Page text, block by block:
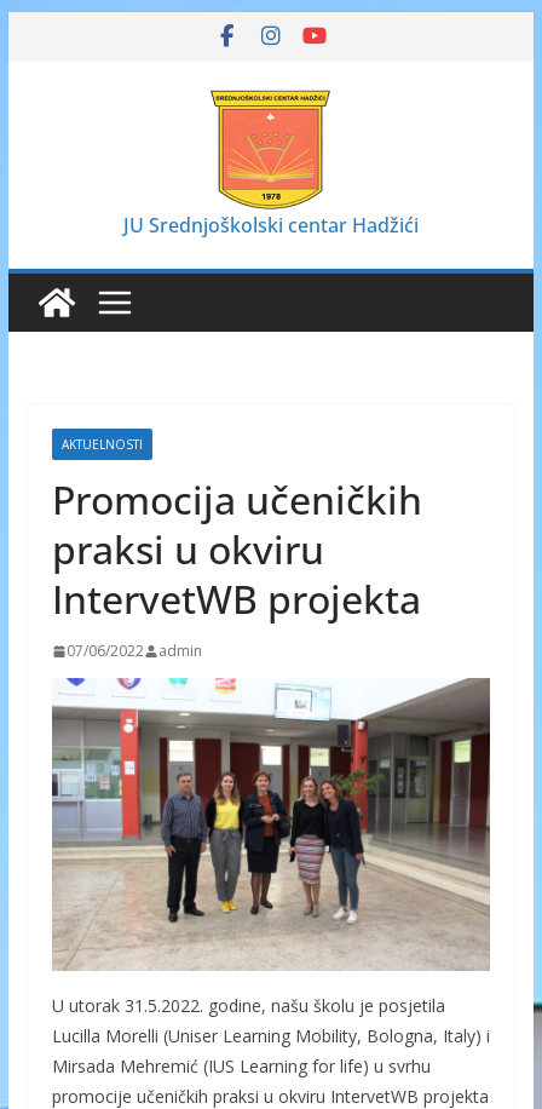
JU Srednjoškolski centar Hadžići
AKTUELNOSTI
Promocija učeničkih
praksi u okviru
IntervetWB projekta
07/06/2022 admin
U utorak 31.5.2022. godine, našu školu je posjetila
Lucilla Morelli (Uniser Learning Mobility, Bologna, Italy) i
Mirsada Mehremić (IUS Learning for life) u svrhu
promocije učeničkih praksi u okviru IntervetWB projekta